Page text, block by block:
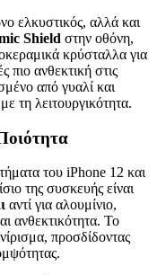
ελκυστικός, αλλά και
Shield στην οθόνη,
κρύσταλλα για
πιο ανθεκτική στις
από γυαλί και
τη λειτουργικότητα.
του iPhone 12 και
της συσκευής είναι
αντί για αλουμίνιο,
ανθεκτικότητα. Το
προσδίδοντας